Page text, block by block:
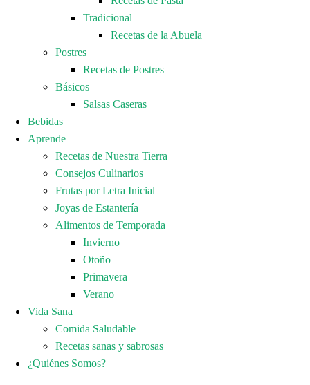
Tradicional
Recetas de la Abuela
Postres
Recetas de Postres
Básicos
Salsas Caseras
Bebidas
Aprende
Recetas de Nuestra Tierra
Consejos Culinarios
Frutas por Letra Inicial
Joyas de Estantería
Alimentos de Temporada
Invierno
Otoño
Primavera
Verano
Vida Sana
Comida Saludable
Recetas sanas y sabrosas
¿Quiénes Somos?